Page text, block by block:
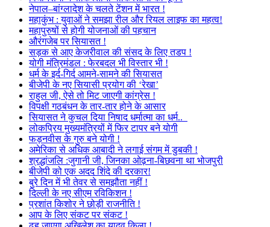
नेपाल–बांग्लादेश के चलते टेंशन में भारत !
महाकुंभ : युवाओं ने समझा रील और रियल लाइफ का महत्व!
महापुरुषों से होगी योजनाओं की पहचान
औरंगजेब पर सियासत !
सड़क से आए केजरीवाल की संसद के लिए तडप !
योगी मंत्रिमंडल : फेरबदल भी विस्तार भी !
धर्म के इर्द-गिर्द आमने-सामने की सियासत
बीजेपी के नए सियासी प्रयोग की ‘रेखा’
राहुल जी, ऐसे तो मिट जाएगी कांग्रेस !
विपक्षी गठबंधन के तार-तार होने के आसार
सियासत ने कुचल दिया निषाद धर्मात्मा का धर्म..
लोकप्रिय मुख्यमंत्रियों में फिर टापर बने योगी
फड़नवीस के गुरु बने योगी !
अमेरिका से अधिक आबादी ने लगाई संगम में डुबकी !
श्रद्धांजलि :जुगानी जी, जिनका ओढ़ना-बिछवना था भोजपुरी
बीजेपी को एक अदद शिंदे की दरकार!
बुरे दिन में भी तेवर से समझौता नहीं !
दिल्ली के नए सीएम रविकिशन !
प्रशांत किशोर ने छोड़ी राजनीति !
आप के लिए संकट पर संकट !